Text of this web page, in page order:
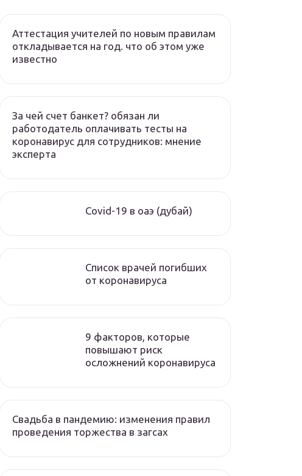
Аттестация учителей по новым правилам
откладывается на год. что об этом уже
известно
За чей счет банкет? обязан ли
работодатель оплачивать тесты на
коронавирус для сотрудников: мнение
эксперта
Covid-19 в оаэ (дубай)
Список врачей погибших
от коронавируса
9 факторов, которые
повышают риск
осложнений коронавируса
Свадьба в пандемию: изменения правил
проведения торжества в загсах